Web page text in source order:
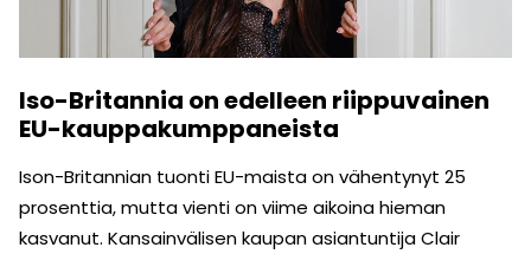
Iso-Britannia on edelleen riippuvainen
EU-kauppakumppaneista
Ison-Britannian tuonti EU-maista on vähentynyt 25
prosenttia, mutta vienti on viime aikoina hieman
kasvanut. Kansainvälisen kaupan asiantuntija Clair